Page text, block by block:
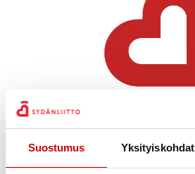
Suostumus Yksityiskohdat
Julkaistu 14.4.2025
Jaa Whatsapp